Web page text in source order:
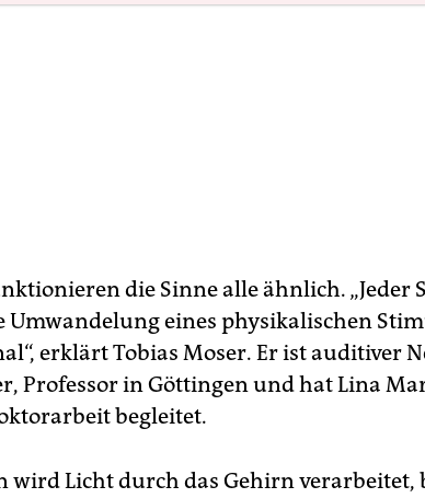
die Sinne alle ähnlich. „Jeder
Umwandelung eines physikalischen
erklärt Tobias Moser. Er ist auditiver
Professor in Göttingen und hat Lina
begleitet.
wird Licht durch das Gehirn verarbeitet,